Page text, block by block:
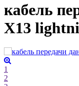
кабель
X13
1
2